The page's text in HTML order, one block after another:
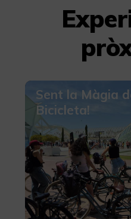
Sent la Màgia
Bicicleta!